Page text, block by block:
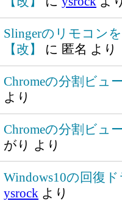
Slingerのリモコン
【改】
に 匿名 より
Chromeの分割ビュ
より
Chromeの分割ビュ
がり より
Windows10の回復
ysrockより